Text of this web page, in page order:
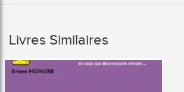
Livres Similaires